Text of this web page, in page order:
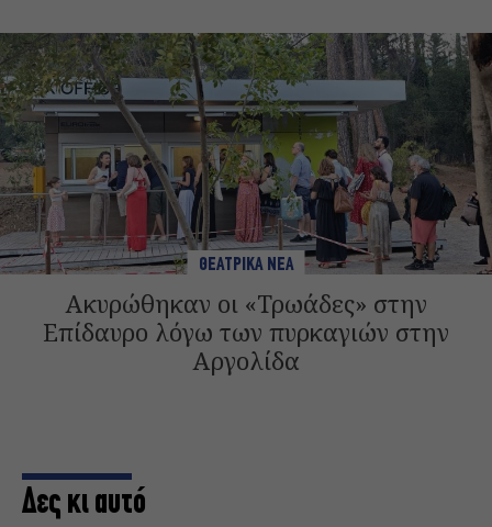
ΘΕΑΤΡΙΚΑ ΝΕΑ
Ακυρώθηκαν οι «Τρωάδες» στην
Επίδαυρο λόγω των πυρκαγιών στην
Αργολίδα
Δες κι αυτό